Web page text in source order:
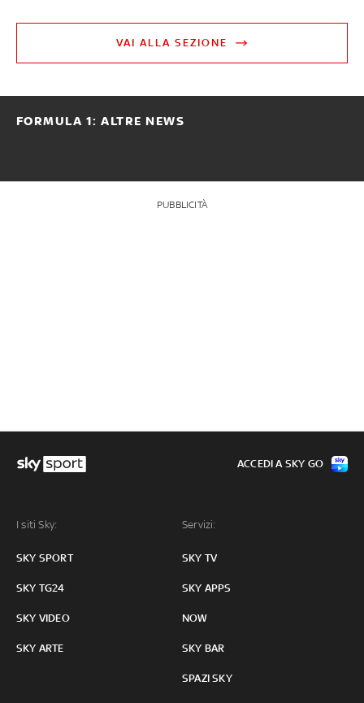
VAI ALLA SEZIONE
FORMULA 1: ALTRE NEWS
PUBBLICITÀ
I siti Sky:
SKY SPORT
SKY TG24
SKY VIDEO
SKY ARTE
Servizi:
SKY TV
SKY APPS
NOW
SKY BAR
SPAZI SKY
ACCEDI A SKY GO